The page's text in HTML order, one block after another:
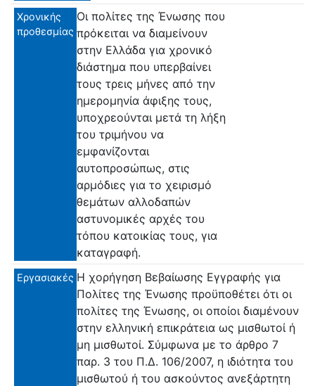
Χρονικής
προθεσμίας
Οι πολίτες της Ένωσης που
πρόκειται να διαμείνουν
στην Ελλάδα για χρονικό
διάστημα που υπερβαίνει
τους τρεις μήνες από την
ημερομηνία άφιξης τους,
υποχρεούνται μετά τη λήξη
του τριμήνου να
εμφανίζονται
αυτοπροσώπως, στις
αρμόδιες για το χειρισμό
θεμάτων αλλοδαπών
αστυνομικές αρχές του
τόπου κατοικίας τους, για
καταγραφή.
Εργασιακές Η χορήγηση Βεβαίωσης Εγγραφής για
Πολίτες της Ένωσης προϋποθέτει ότι οι
πολίτες της Ένωσης, οι οποίοι διαμένουν
στην ελληνική επικράτεια ως μισθωτοί ή
μη μισθωτοί. Σύμφωνα με το άρθρο 7
παρ. 3 του Π.Δ. 106/2007, η ιδιότητα του
μισθωτού ή του ασκούντος ανεξάρτητη